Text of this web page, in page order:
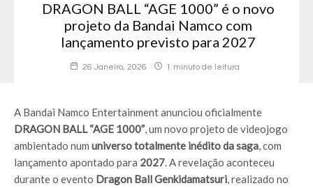
DRAGON BALL “AGE 1000” é o novo
projeto da Bandai Namco com
lançamento previsto para 2027
26 Janeiro, 2026 1 minuto de leitura
A Bandai Namco Entertainment anunciou oficialmente
DRAGON BALL “AGE 1000”, um novo projeto de videojogo
ambientado num universo totalmente inédito da saga, com
lançamento apontado para 2027. A revelação aconteceu
durante o evento Dragon Ball Genkidamatsuri, realizado no